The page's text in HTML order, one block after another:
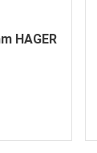
HAGER